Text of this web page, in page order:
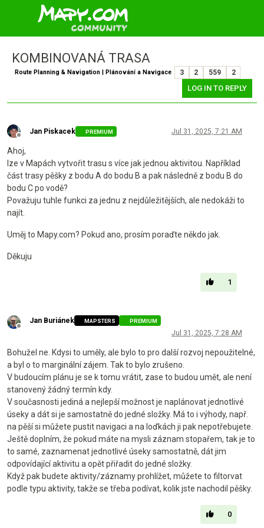
KOMBINOVANÁ TRASA
Route Planning & Navigation | Plánování a Navigace 3 2 559 2
LOG IN TO REPLY
Jan Piskacek PREMIUM Jul 31, 2025, 7:21 AM
Ahoj,
lze v Mapách vytvořit trasu s více jak jednou aktivitou. Například
část trasy pěšky z bodu A do bodu B a pak následně z bodu B do
bodu C po vodě?
Považuju tuhle funkci za jednu z nejdůležitějších, ale nedokáži to
najít.
Uměj to Mapy.com? Pokud ano, prosím poraďte někdo jak.
Děkuju
1
Jan Buriánek MAPSTERS PREMIUM
Jul 31, 2025, 7:28 AM
Bohužel ne. Kdysi to uměly, ale bylo to pro další rozvoj nepoužitelné,
a byl o to marginální zájem. Tak to bylo zrušeno.
V budoucím plánu je se k tomu vrátit, zase to budou umět, ale není
stanovený žádný termín kdy.
V současnosti jediná a nejlepší možnost je naplánovat jednotlivé
úseky a dát si je samostatně do jedné složky. Má to i výhody, např.
na pěší si můžete pustit navigaci a na loďkách ji pak nepotřebujete.
Ještě doplním, že pokud máte na mysli záznam stopařem, tak je to
to samé, zaznamenat jednotlivé úseky samostatně, dát jim
odpovídající aktivitu a opět přiřadit do jedné složky.
Když pak budete aktivity/záznamy prohlížet, můžete to filtorvat
podle typu aktivity, takže se třeba podívat, kolik jste nachodil pěšky.
0